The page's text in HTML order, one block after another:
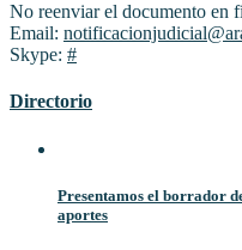
No reenviar el documento en
Email:
Skype: #
Directorio
Presentamos el borrador
aportes